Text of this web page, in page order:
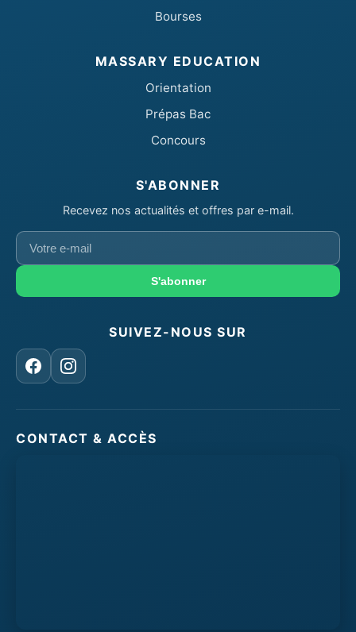
Bourses
MASSARY EDUCATION
Orientation
Prépas Bac
Concours
S'ABONNER
Recevez nos actualités et offres par e-mail.
Votre
e-
S'abonner
SUIVEZ-NOUS SUR
FacebookInstagram
CONTACT & ACCÈS